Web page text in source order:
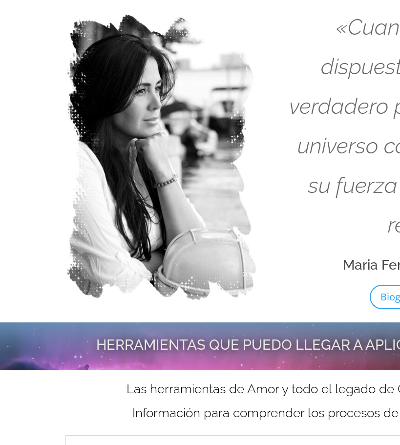
verdadero
universo
su
Maria
HERRAMIENTAS QUE PUEDO LLEGAR A
Las herramientas de Amor y todo el legado de
Información para comprender los procesos